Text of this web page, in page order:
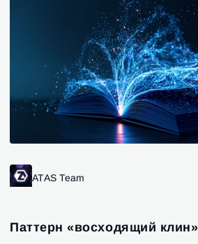
ATAS Team
Паттерн «восходящий